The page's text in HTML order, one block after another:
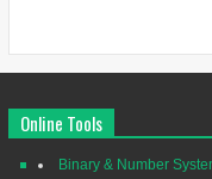
Online Tools
Binary & Number